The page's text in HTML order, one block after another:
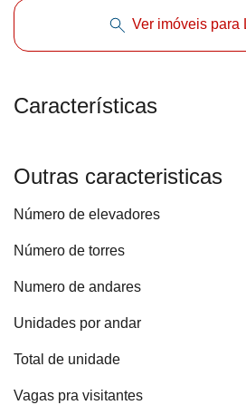
Ver imóveis para
Características
Outras caracteristicas
Número de elevadores
Número de torres
Numero de andares
Unidades por andar
Total de unidade
Vagas pra visitantes